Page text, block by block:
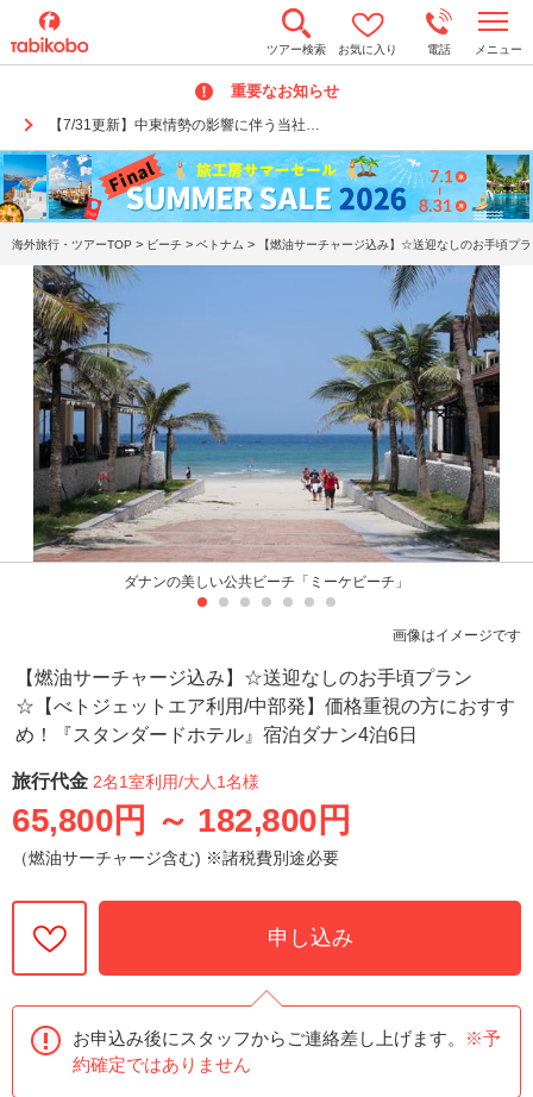
ツアー検索 お気に入り 電話 メニュー
重要なお知らせ
【7/31更新】中東情勢の影響に伴う当社…
o
n
a
v
i
g
a
i
o
n
海外旅行・ツアーTOP > ビーチ > ベトナム > 【燃油サーチャージ込み】☆送迎なしのお手頃プ
ダナンの美しい公共ビーチ「ミーケビーチ」
画像はイメージです
【燃油サーチャージ込み】☆送迎なしのお手頃プラン
☆【べトジェットエア利用/中部発】価格重視の方におすす
め！『スタンダードホテル』宿泊ダナン4泊6日
旅行代金 2名1室利用/大人1名様
65,800円 ～ 182,800円
（燃油サーチャージ含む) ※諸税費別途必要
申し込み
お申込み後にスタッフからご連絡差し上げます。
※予
約確定ではありません